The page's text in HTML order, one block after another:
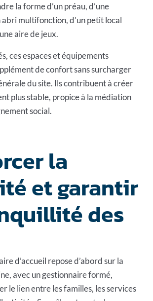
la forme d’un préau, d’une
abri multifonction, d’un petit local
aire de jeux.
ces espaces et équipements
de confort sans surcharger
du site. Ils contribuent à créer
plus stable, propice à la médiation
social.
la
et garantir
des
d’accueil repose d’abord sur la
avec un gestionnaire formé,
le lien entre les familles, les services